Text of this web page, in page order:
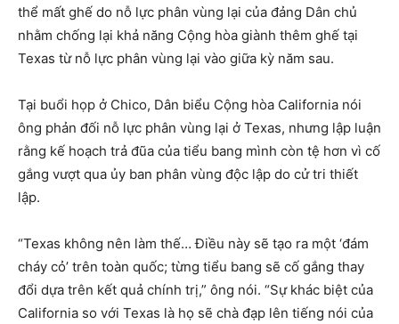
thể mất ghế do nỗ lực phân vùng lại của đảng Dân chủ
nhằm chống lại khả năng Cộng hòa giành thêm ghế tại
Texas từ nỗ lực phân vùng lại vào giữa kỳ năm sau.
Tại buổi họp ở Chico, Dân biểu Cộng hòa California nói
ông phản đối nỗ lực phân vùng lại ở Texas, nhưng lập luận
rằng kế hoạch trả đũa của tiểu bang mình còn tệ hơn vì cố
gắng vượt qua ủy ban phân vùng độc lập do cử tri thiết
lập.
“Texas không nên làm thế… Điều này sẽ tạo ra một ‘đám
cháy cỏ’ trên toàn quốc; từng tiểu bang sẽ cố gắng thay
đổi dựa trên kết quả chính trị,” ông nói. “Sự khác biệt của
California so với Texas là họ sẽ chà đạp lên tiếng nói của